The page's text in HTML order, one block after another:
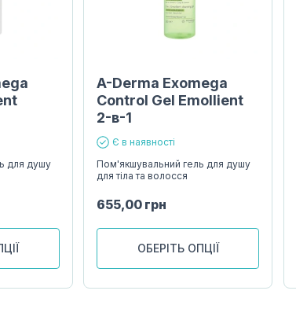
для душу
A-Derma Exomega
Control Gel Emollient
2-в-1
Є в наявності
Пом'якшувальний гель для душу
для тіла та волосся
655,00 грн
ОБЕРІТЬ ОПЦІЇ